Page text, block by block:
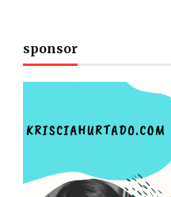
sponsor